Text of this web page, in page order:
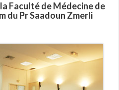
Faculté de Médecine de
du Pr Saadoun Zmerli